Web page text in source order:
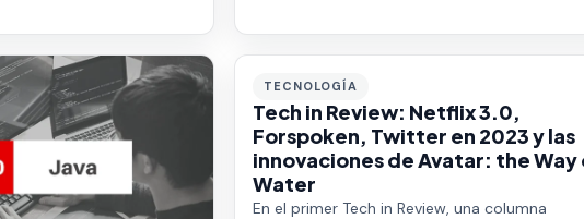
TECNOLOGÍA
Tech in Review: Netflix 3.0,
Forspoken, Twitter en 2023 y las
innovaciones de Avatar: the Way
Water
En el primer Tech in Review, una columna